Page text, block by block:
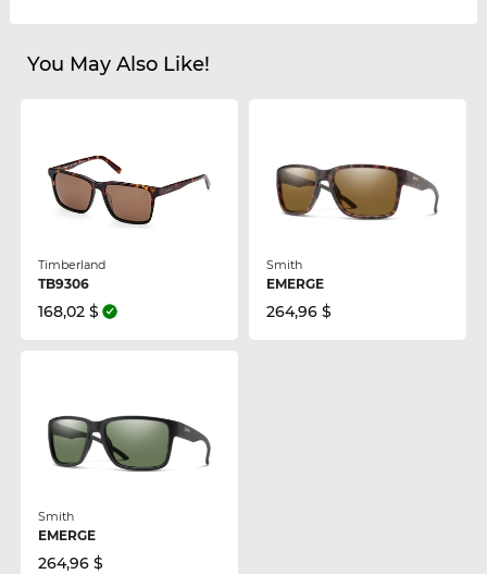
You May Also Like!
Timberland
TB9306
168,02 $
Smith
EMERGE
264,96 $
Smith
EMERGE
264,96 $